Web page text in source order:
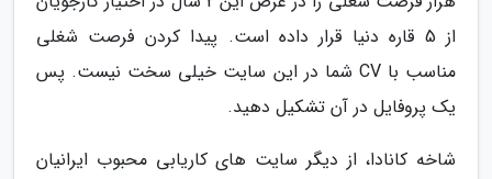
از 5 قاره دنیا قرار داده است. پیدا کردن فرصت شغلی
مناسب با CV شما در این سایت خیلی سخت نیست. پس
یک پروفایل در آن تشکیل دهید.
شاخه کانادا، از دیگر سایت های کاریابی محبوب ایرانیان